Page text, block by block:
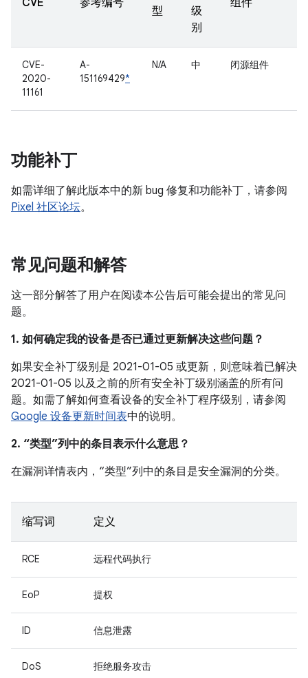
CVE 参考编号
型
级
别
组件
CVE-
2020-
11161
A-
151169429*
N/A 中 闭源组件
功能补丁
如需详细了解此版本中的新 bug 修复和功能补丁，请参阅
Pixel 社区论坛。
常见问题和解答
这一部分解答了用户在阅读本公告后可能会提出的常见问
题。
1. 如何确定我的设备是否已通过更新解决这些问题？
如果安全补丁级别是 2021-01-05 或更新，则意味着已解决
2021-01-05 以及之前的所有安全补丁级别涵盖的所有问
题。如需了解如何查看设备的安全补丁程序级别，请参阅
Google 设备更新时间表中的说明。
2. “类型”列中的条目表示什么意思？
在漏洞详情表内，“类型”列中的条目是安全漏洞的分类。
缩写词 定义
RCE 远程代码执行
EoP 提权
ID 信息泄露
DoS 拒绝服务攻击